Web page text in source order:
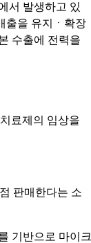
서 발생하고 있
출을 유지ㆍ확장
수출에 전력을
료제의 임상을
판매한다는 소
기반으로 마이크